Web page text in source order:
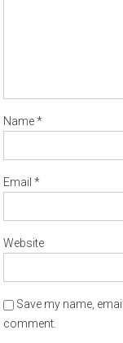
Name*
Email*
Website
Save my name,
comment.